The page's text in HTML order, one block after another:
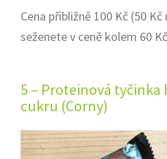
Cena přibližně 100 Kč (50
seženete v ceně kolem 60
5 – Proteinová tyčinka
cukru (Corny)